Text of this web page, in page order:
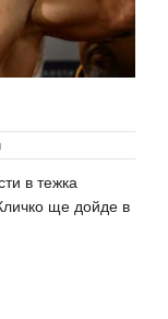
в тежка
ще дойде в